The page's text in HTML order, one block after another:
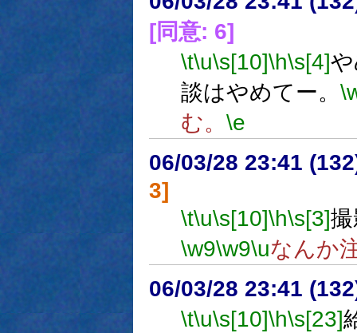
[同意: 6]
\t\u\s[10]\h\s[4]
談はやめてー。
む。 \e
06/03/28 23:41
3]
\t\u\s[10]\h\s[3]
\w9\w9\uなんか
06/03/28 23:41
\t\u\s[10]\h\s[23]